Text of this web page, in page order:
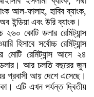
আল-ফালাহ, হাবিব ব্যাংক,
ইন্ডিয়া এবং উরি ব্যাংক।
২৬০ কোটি ডলার রেমিট্যান্স
সর্বোচ্চ রেমিট্যান্স
রেমিট্যান্স আসে ২৪
ডলার। আর চলতি বছরের জুন
প্রবাসী আয় দেশে এসেছে।
এটি এখন পর্যন্ত দ্বিতীয়